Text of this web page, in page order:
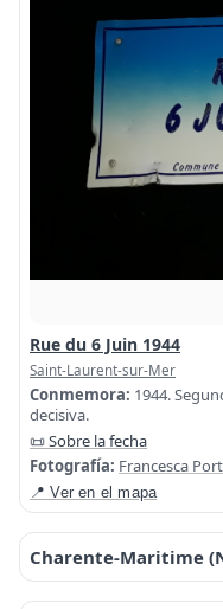
Rue du 6 Juin 1944
Saint-Laurent-sur-Mer
Conmemora: 1944.
decisiva.
📜 Sobre la fecha
Fotografía: Francesca
📍 Ver en el mapa
Charente-Maritime